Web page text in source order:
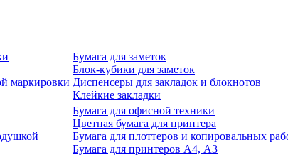
маркировки
Бумага для заметок
Блок-кубики для заметок
Диспенсеры для закладок и блокнотов
Клейкие закладки
Бумага для офисной техники
Цветная бумага для принтера
Бумага для плоттеров и копировальных
Бумага для принтеров А4, А3